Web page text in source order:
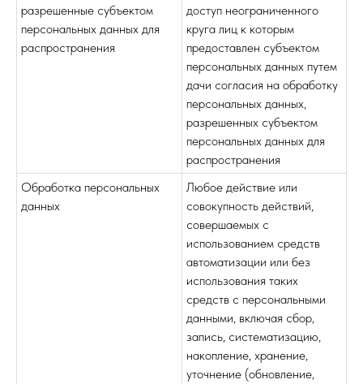
разрешенные субъектом
персональных данных для
распространения
доступ неограниченного
круга лиц к которым
предоставлен субъектом
персональных данных путем
дачи согласия на обработку
персональных данных,
разрешенных субъектом
персональных данных для
распространения
Обработка персональных
данных
Любое действие или
совокупность действий,
совершаемых с
использованием средств
автоматизации или без
использования таких
средств с персональными
данными, включая сбор,
запись, систематизацию,
накопление, хранение,
уточнение (обновление,